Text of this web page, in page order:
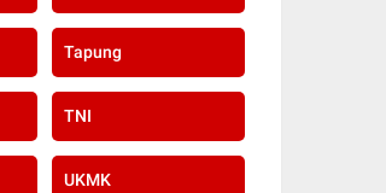
Tapung
TNI
UKMK